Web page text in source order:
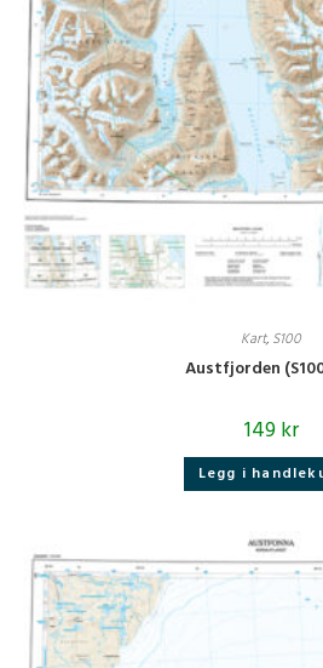
Kart, S100
Austfjorden
149kr
Legg i